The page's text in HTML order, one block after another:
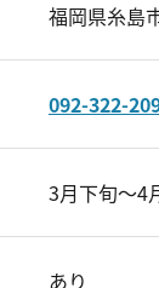
福岡県糸島
092-322-
3月下旬～4
あり